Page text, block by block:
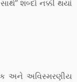
શબ્દો નક્કી થયાં
અને અવિસ્મરણીય